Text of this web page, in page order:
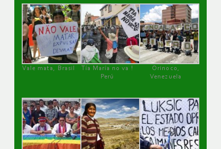
Vale mata, Brasil
Tía María no va !
Perú
Orinoco,
Venezuela